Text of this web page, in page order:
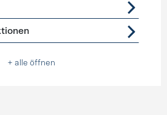
+ alle öffnen